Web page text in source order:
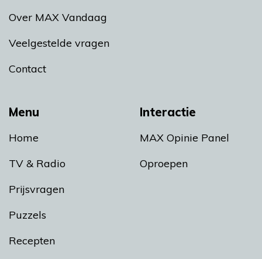
Menu
Home
TV & Radio
Prijsvragen
Puzzels
Recepten
Interactie
MAX Opinie Panel
Oproepen
Over MAX Vandaag
Veelgestelde vragen
Contact